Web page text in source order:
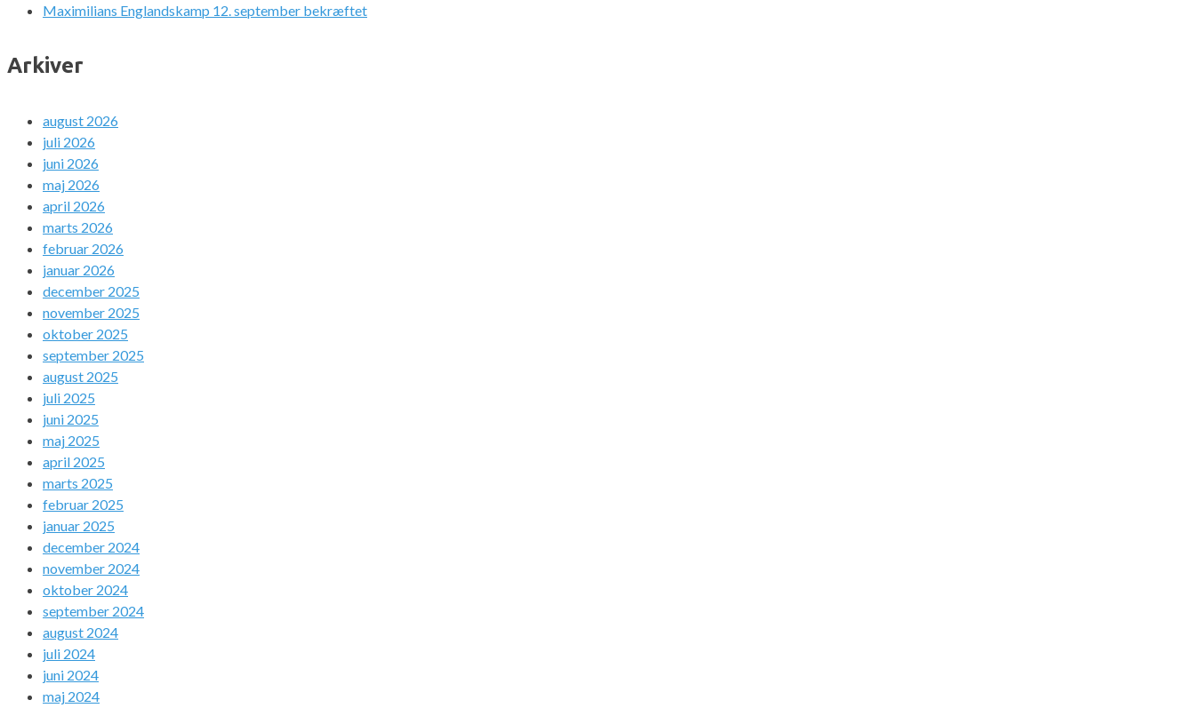
Maximilians Englandskamp 12. september bekræftet
Arkiver
august 2026
juli 2026
juni 2026
maj 2026
april 2026
marts 2026
februar 2026
januar 2026
december 2025
november 2025
oktober 2025
september 2025
august 2025
juli 2025
juni 2025
maj 2025
april 2025
marts 2025
februar 2025
januar 2025
december 2024
november 2024
oktober 2024
september 2024
august 2024
juli 2024
juni 2024
maj 2024